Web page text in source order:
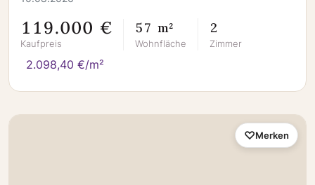
119.000 €
Kaufpreis
57 m²
Wohnfläche
2
Zimmer
2.098,40 €/m²
Merken